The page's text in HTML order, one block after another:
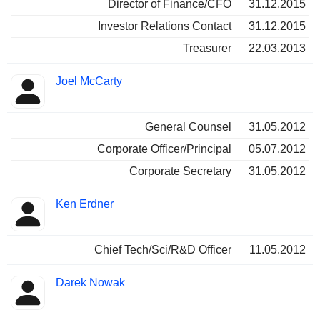
Director of Finance/CFO
31.12.2015
Investor Relations Contact
31.12.2015
Treasurer
22.03.2013
Joel McCarty
General Counsel
31.05.2012
Corporate Officer/Principal
05.07.2012
Corporate Secretary
31.05.2012
Ken Erdner
Chief Tech/Sci/R&D Officer 11.05.2012
Darek Nowak